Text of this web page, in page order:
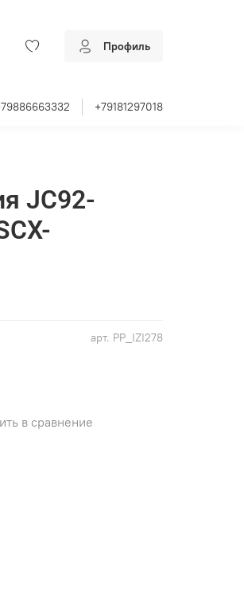
Профиль
+79181297018
арт. PP_IZI278
JC92-
в сравнение